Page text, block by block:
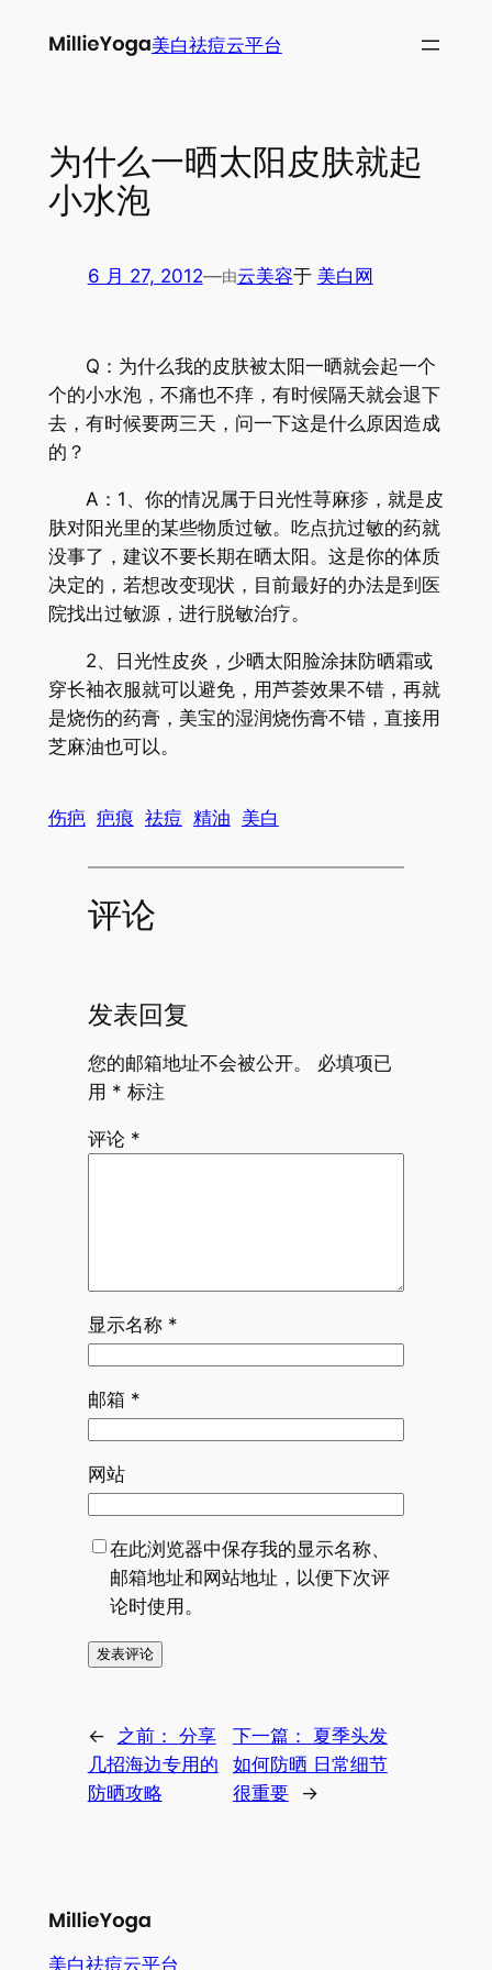
美白祛痘云平台
为什么一晒太阳皮肤就起
小水泡
6 月 27, 2012—由云美容于 美白网
Q：为什么我的皮肤被太阳一晒就会起一个
个的小水泡，不痛也不痒，有时候隔天就会退下
去，有时候要两三天，问一下这是什么原因造成
的？
A：1、你的情况属于日光性荨麻疹，就是皮
肤对阳光里的某些物质过敏。吃点抗过敏的药就
没事了，建议不要长期在晒太阳。这是你的体质
决定的，若想改变现状，目前最好的办法是到医
院找出过敏源，进行脱敏治疗。
2、日光性皮炎，少晒太阳脸涂抹防晒霜或
穿长袖衣服就可以避免，用芦荟效果不错，再就
是烧伤的药膏，美宝的湿润烧伤膏不错，直接用
芝麻油也可以。
伤疤 疤痕 祛痘 精油 美白
评论
发表回复
您的邮箱地址不会被公开。
必填项已
用 * 标注
评论 *
显示名称 *
邮箱 *
网站
在此浏览器中保存我的显示名称、
邮箱地址和网站地址，以便下次评
论时使用。
← 之前： 分享
几招海边专用的
防晒攻略
下一篇：
夏季头发
如何防晒 日常细节
很重要
→
美白祛痘云平台